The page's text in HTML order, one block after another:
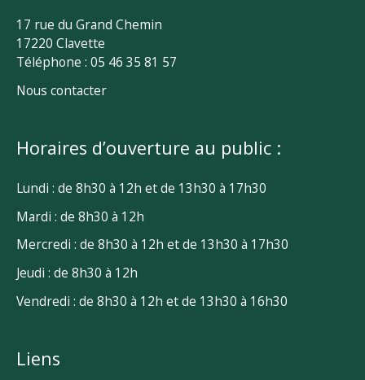
17 rue du Grand Chemin
17220 Clavette
Téléphone : 05 46 35 81 57
Nous contacter
Horaires d’ouverture au public :
Lundi : de 8h30 à 12h et de 13h30 à 17h30
Mardi : de 8h30 à 12h
Mercredi : de 8h30 à 12h et de 13h30 à 17h30
Jeudi : de 8h30 à 12h
Vendredi : de 8h30 à 12h et de 13h30 à 16h30
Liens